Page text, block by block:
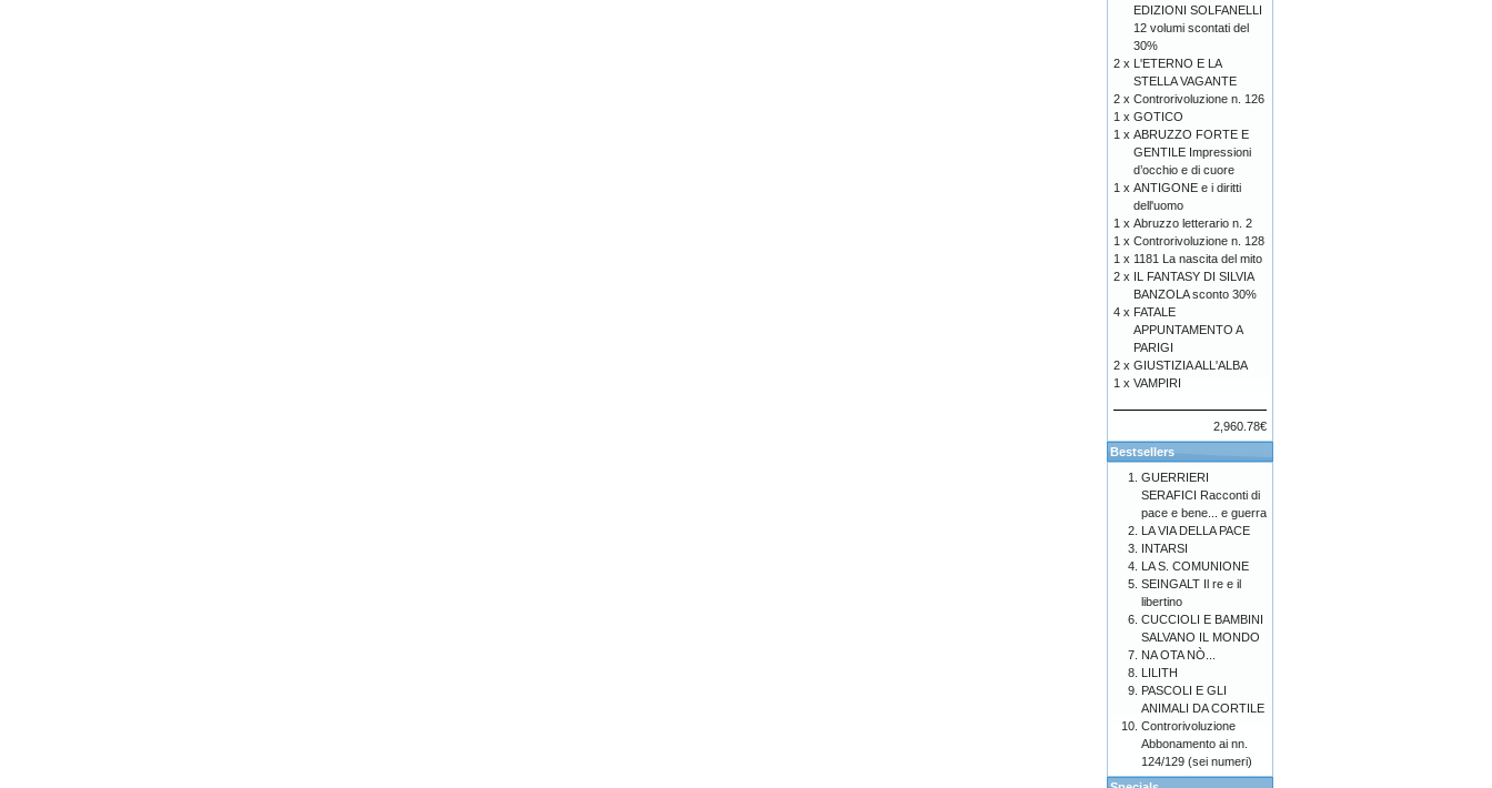
EDIZIONI SOLFANELLI
12 volumi scontati del
30%
2 x L'ETERNO E LA
STELLA VAGANTE
2 x Controrivoluzione n. 126
1 x GOTICO
1 x ABRUZZO FORTE E
GENTILE Impressioni
d’occhio e di cuore
1 x ANTIGONE e i diritti
dell'uomo
1 x Abruzzo letterario n. 2
1 x Controrivoluzione n. 128
1 x 1181 La nascita del mito
2 x IL FANTASY DI SILVIA
BANZOLA sconto 30%
4 x FATALE
APPUNTAMENTO A
PARIGI
2 x GIUSTIZIA ALL'ALBA
1 x VAMPIRI
2,960.78€
Bestsellers
GUERRIERI
SERAFICI Racconti di
pace e bene... e guerra
LA VIA DELLA PACE
INTARSI
LA S. COMUNIONE
SEINGALT Il re e il
libertino
CUCCIOLI E BAMBINI
SALVANO IL MONDO
NA OTA NÒ...
LILITH
PASCOLI E GLI
ANIMALI DA CORTILE
Controrivoluzione
Abbonamento ai nn.
124/129 (sei numeri)